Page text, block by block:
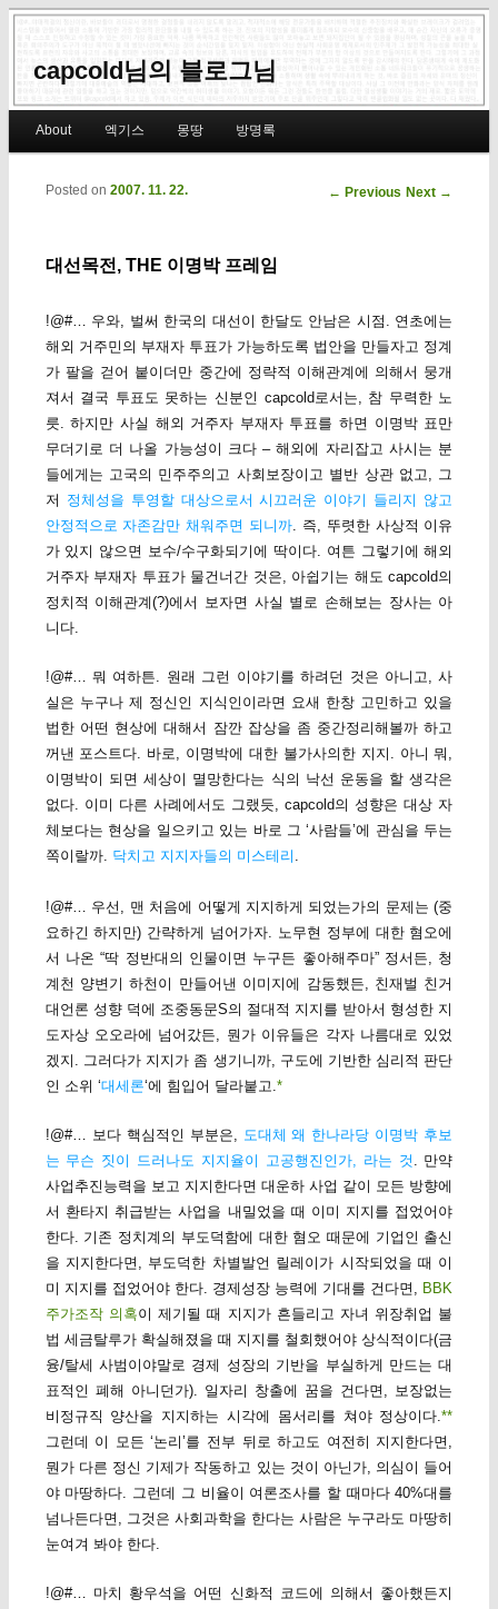
capcold님의 블로그님
Skip to primary content
Skip to secondary content
About 엑기스 몽땅 방명록
Post navigation
← Previous Next →
대선목전, THE 이명박 프레임
Posted on 2007. 11. 22.
!@#… 우와, 벌써 한국의 대선이 한달도 안남은 시점. 연초에는
해외 거주민의 부재자 투표가 가능하도록 법안을 만들자고 정계
가 팔을 걷어 붙이더만 중간에 정략적 이해관계에 의해서 뭉개
져서 결국 투표도 못하는 신분인 capcold로서는, 참 무력한 노
릇. 하지만 사실 해외 거주자 부재자 투표를 하면 이명박 표만
무더기로 더 나올 가능성이 크다 – 해외에 자리잡고 사시는 분
들에게는 고국의 민주주의고 사회보장이고 별반 상관 없고, 그
저 정체성을 투영할 대상으로서 시끄러운 이야기 들리지 않고
안정적으로 자존감만 채워주면 되니까 . 즉, 뚜렷한 사상적 이유
가 있지 않으면 보수/수구화되기에 딱이다. 여튼 그렇기에 해외
거주자 부재자 투표가 물건너간 것은, 아쉽기는 해도 capcold의
정치적 이해관계(?)에서 보자면 사실 별로 손해보는 장사는 아
니다.
!@#… 뭐 여하튼. 원래 그런 이야기를 하려던 것은 아니고, 사
실은 누구나 제 정신인 지식인이라면 요새 한창 고민하고 있을
법한 어떤 현상에 대해서 잠깐 잡상을 좀 중간정리해볼까 하고
꺼낸 포스트다. 바로, 이명박에 대한 불가사의한 지지. 아니 뭐,
이명박이 되면 세상이 멸망한다는 식의 낙선 운동을 할 생각은
없다. 이미 다른 사례에서도 그랬듯, capcold의 성향은 대상 자
체보다는 현상을 일으키고 있는 바로 그 ‘사람들’에 관심을 두는
쪽이랄까. 닥치고 지지자들의 미스테리
!@#… 우선, 맨 처음에 어떻게 지지하게 되었는가의 문제는 (중
요하긴 하지만) 간략하게 넘어가자. 노무현 정부에 대한 혐오에
서 나온 “딱 정반대의 인물이면 누구든 좋아해주마” 정서든, 청
계천 양변기 하천이 만들어낸 이미지에 감동했든, 친재벌 친거
대언론 성향 덕에 조중동문S의 절대적 지지를 받아서 형성한 지
도자상 오오라에 넘어갔든, 뭔가 이유들은 각자 나름대로 있었
겠지. 그러다가 지지가 좀 생기니까, 구도에 기반한 심리적 판단
인 소위 ‘대세론‘에 힘입어 달라붙고. *
!@#… 보다 핵심적인 부분은,
도대체 왜 한나라당 이명박 후보
는 무슨 짓이 드러나도 지지율이 고공행진인가, 라는 것
. 만약
사업추진능력을 보고 지지한다면 대운하 사업 같이 모든 방향에
서 환타지 취급받는 사업을 내밀었을 때 이미 지지를 접었어야
한다. 기존 정치계의 부도덕함에 대한 혐오 때문에 기업인 출신
을 지지한다면, 부도덕한 차별발언 릴레이가 시작되었을 때 이
미 지지를 접었어야 한다. 경제성장 능력에 기대를 건다면,
BBK
주가조작 의혹이 제기될 때 지지가 흔들리고 자녀 위장취업 불
법 세금탈루가 확실해졌을 때 지지를 철회했어야 상식적이다(금
융/탈세 사범이야말로 경제 성장의 기반을 부실하게 만드는 대
표적인 폐해 아니던가). 일자리 창출에 꿈을 건다면, 보장없는
비정규직 양산을 지지하는 시각에 몸서리를 쳐야 정상이다.**
그런데 이 모든 ‘논리’를 전부 뒤로 하고도 여전히 지지한다면,
뭔가 다른 정신 기제가 작동하고 있는 것이 아닌가, 의심이 들어
야 마땅하다. 그런데 그 비율이 여론조사를 할 때마다 40%대를
넘나든다면, 그것은 사회과학을 한다는 사람은 누구라도 마땅히
눈여겨 봐야 한다.
!@#… 마치 황우석을 어떤 신화적 코드에 의해서 좋아했든지